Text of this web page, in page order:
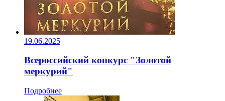
19.06.2025
Всероссийский конкурс "Золотой
меркурий"
Подробнее